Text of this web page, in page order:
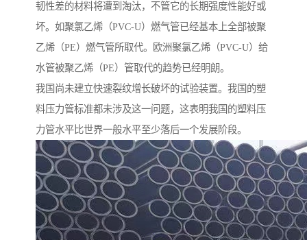
韧性差的材料将遭到淘汰，不管它的长期强度性能好或
坏。如聚氯乙烯（PVC-U）燃气管已经基本上全部被聚
乙烯（PE）燃气管所取代。欧洲聚氯乙烯（PVC-U）给
水管被聚乙烯（PE）管取代的趋势已经明朗。
我国尚未建立快速裂纹增长破坏的试验装置。我国的塑
料压力管标准都未涉及这一问题，这表明我国的塑料压
力管水平比世界一般水平至少落后一个发展阶段。